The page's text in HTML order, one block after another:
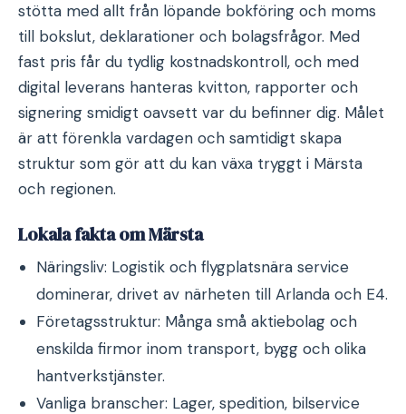
stötta med allt från löpande bokföring och moms
till bokslut, deklarationer och bolagsfrågor. Med
fast pris får du tydlig kostnadskontroll, och med
digital leverans hanteras kvitton, rapporter och
signering smidigt oavsett var du befinner dig. Målet
är att förenkla vardagen och samtidigt skapa
struktur som gör att du kan växa tryggt i Märsta
och regionen.
Lokala fakta om Märsta
Näringsliv: Logistik och flygplatsnära service
dominerar, drivet av närheten till Arlanda och E4.
Företagsstruktur: Många små aktiebolag och
enskilda firmor inom transport, bygg och olika
hantverkstjänster.
Vanliga branscher: Lager, spedition, bilservice